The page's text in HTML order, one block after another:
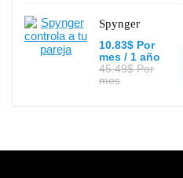
Spynger
10.83$ Por
mes / 1 año
45.49$ Por
mes